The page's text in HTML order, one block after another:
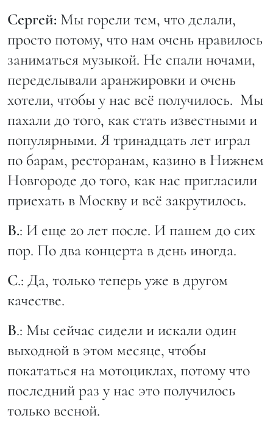
Сергей: Мы горели тем, что делали,
просто потому, что нам очень нравилось
заниматься музыкой. Не спали ночами,
переделывали аранжировки и очень
хотели, чтобы у нас всё получилось. Мы
пахали до того, как стать известными и
популярными. Я тринадцать лет играл
по барам, ресторанам, казино в Нижнем
Новгороде до того, как нас пригласили
приехать в Москву и всё закрутилось.
В.: И еще 20 лет после. И пашем до сих
пор. По два концерта в день иногда.
С.: Да, только теперь уже в другом
качестве.
В.: Мы сейчас сидели и искали один
выходной в этом месяце, чтобы
покататься на мотоциклах, потому что
последний раз у нас это получилось
только весной.